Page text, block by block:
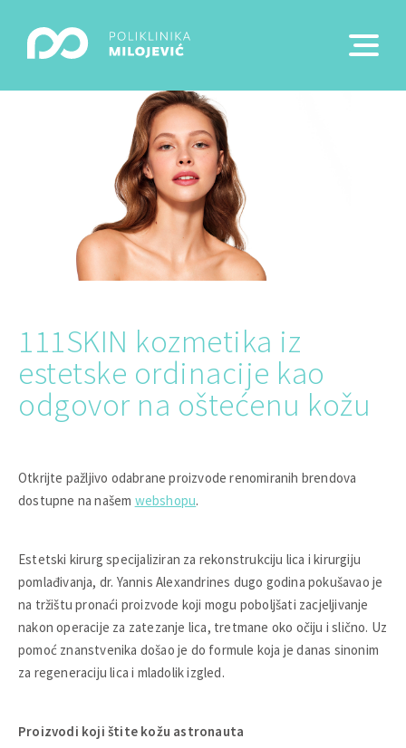
111SKIN kozmetika iz
estetske ordinacije kao
odgovor na oštećenu kožu
Otkrijte pažljivo odabrane proizvode renomiranih brendova
dostupne na našem webshopu.
Estetski kirurg specijaliziran za rekonstrukciju lica i kirurgiju
pomlađivanja, dr. Yannis Alexandrines dugo godina pokušavao je
na tržištu pronaći proizvode koji mogu poboljšati zacjeljivanje
nakon operacije za zatezanje lica, tretmane oko očiju i slično. Uz
pomoć znanstvenika došao je do formule koja je danas sinonim
za regeneraciju lica i mladolik izgled.
Proizvodi koji štite kožu astronauta